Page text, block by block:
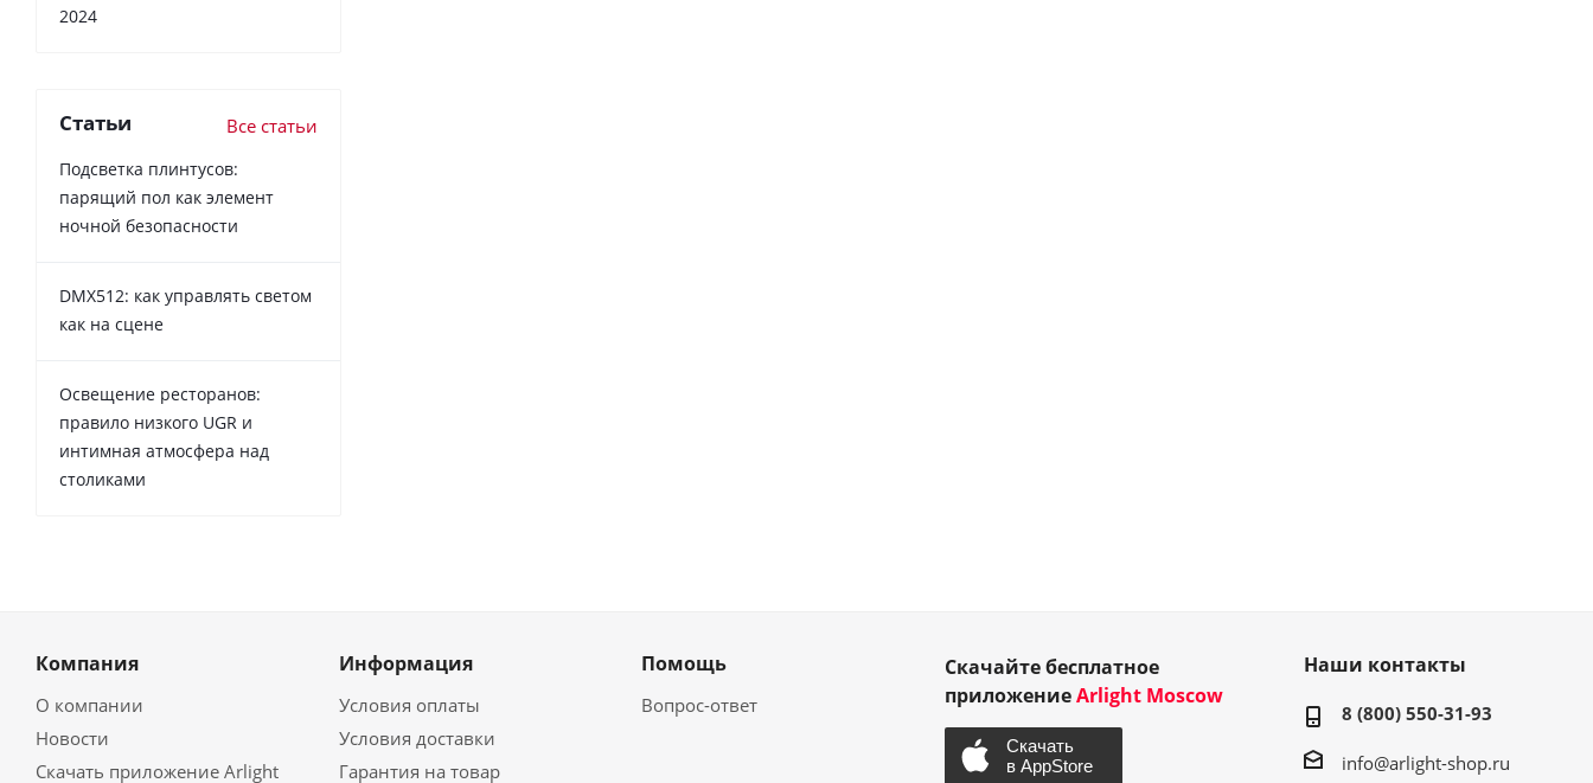
2024
Статьи Все статьи
Подсветка плинтусов:
парящий пол как элемент
ночной безопасности
DMX512: как управлять светом
как на сцене
Освещение ресторанов:
правило низкого UGR и
интимная атмосфера над
столиками
Компания
О компании
Новости
Скачать приложение Arlight
Информация
Условия оплаты
Условия доставки
Гарантия на товар
Помощь
Вопрос-ответ
Скачайте бесплатное
приложениеArlight Moscow
Наши контакты
8 (800) 550-31-93
info@arlight-shop.ru